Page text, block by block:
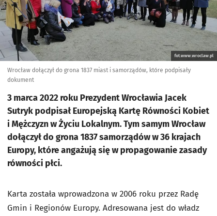
fot.www.wroclaw.pl
Wrocław dołączył do grona 1837 miast i samorządów, które podpisały
dokument
3 marca 2022 roku Prezydent Wrocławia Jacek
Sutryk podpisał Europejską Kartę Równości Kobiet
i Mężczyzn w Życiu Lokalnym. Tym samym Wrocław
dołączył do grona 1837 samorządów w 36 krajach
Europy, które angażują się w propagowanie zasady
równości płci.
Karta została wprowadzona w 2006 roku przez Radę
Gmin i Regionów Europy. Adresowana jest do władz